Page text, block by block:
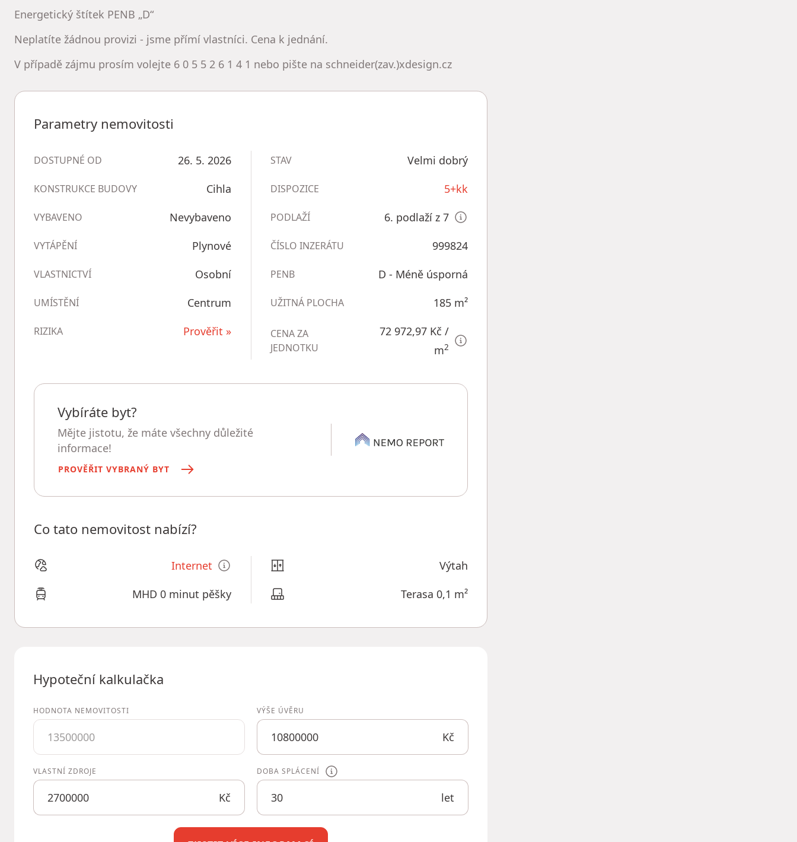
Energetický štítek PENB „D“
Neplatíte žádnou provizi - jsme přímí vlastníci. Cena k jednání.
V případě zájmu prosím volejte 6 0 5 5 2 6 1 4 1 nebo pište na schneider(zav.)xdesign.cz
Parametry nemovitosti
DOSTUPNÉ OD 26. 5. 2026
KONSTRUKCE BUDOVY Cihla
VYBAVENO Nevybaveno
VYTÁPĚNÍ Plynové
VLASTNICTVÍ Osobní
UMÍSTĚNÍ Centrum
RIZIKA Prověřit »
STAV Velmi dobrý
DISPOZICE 5+kk
PODLAŽÍ 6. podlaží z 7
ČÍSLO INZERÁTU 999824
PENB D - Méně úsporná
UŽITNÁ PLOCHA 185m²
CENA ZA
JEDNOTKU
72 972,97 Kč /
m2
Vybíráte byt?
Mějte jistotu, že máte všechny důležité
informace!
PROVĚŘIT VYBRANÝ BYT
Co tato nemovitost nabízí?
Internet
MHD 0 minut pěšky
Výtah
Terasa 0,1 m²
Hypoteční kalkulačka
HODNOTA NEMOVITOSTI VÝŠE ÚVĚRU
Kč
VLASTNÍ ZDROJE
Kč
DOBA SPLÁCENÍ
let